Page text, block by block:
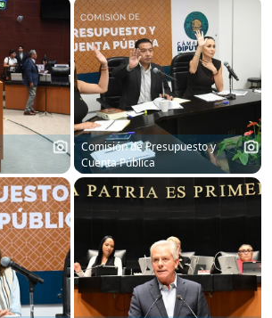
Comisión de Presupuesto y
Cuenta Pública